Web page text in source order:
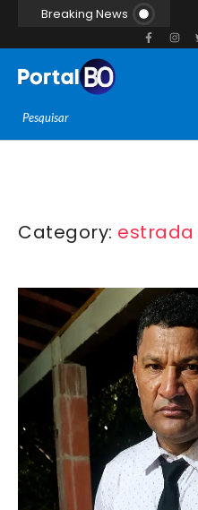
Breaking News
Category: